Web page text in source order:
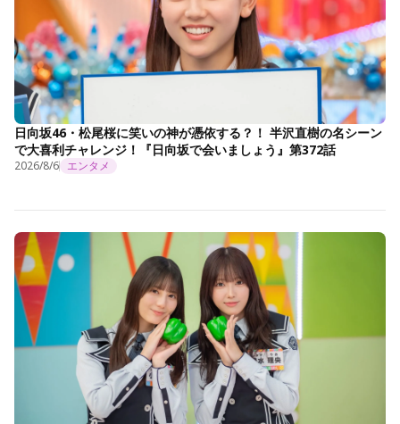
日向坂46・松尾桜に笑いの神が憑依する？！ 半沢直樹の名シーン
で大喜利チャレンジ！『日向坂で会いましょう』第372話
2026/8/6 エンタメ